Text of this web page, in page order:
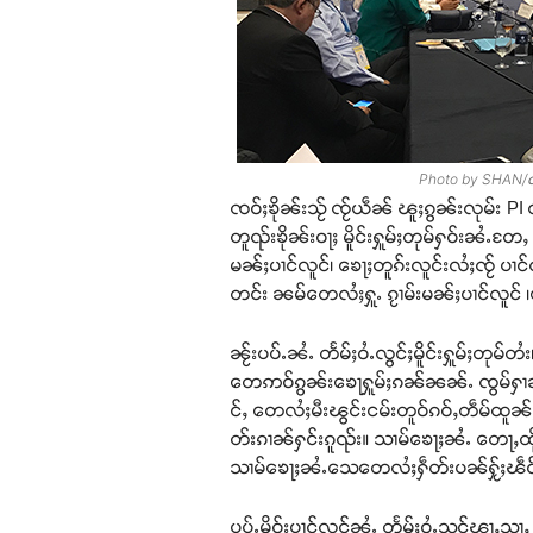
Photo by
ၸဝ်ႈၶိုၼ်းသႂ် ၸႂ်ယဵၼ် ၽူႈၵွၼ်းလုမ်း PI လၢတ်
တူၺ်းၶိုၼ်းဝႃႈ မိူင်းႁူမ်ႈတုမ်ႁဝ်းၼႆႉတႄ
မၼ်ႈပၢင်လူင်၊ ၶေႃႈတူၵ်းလူင်းလႆႈၸႂ် ပၢ
တင်း ၼမ်တေလႆႈႁူႉ ၵႂၢမ်းမၼ်ႈပၢင်လူင်
ၼႂ်းပပ်ႉၼႆႉ တႅမ်ႈဝႆႉလွင်ႈမိူင်းႁူမ်ႈတုမ်တႆး
တေဢဝ်ၵွၼ်းၶေႃႁူမ်ႈၵၼ်ၼၼ်ႉ ၸွမ်ႁၢ
င်ႇ တေလႆႈမီးၽွင်းငမ်းတူဝ်ၵဝ်ႇတဵမ်ထူ
တ်းၵၢၼ်ႁင်းၵူၺ်း။ သၢမ်ၶေႃႈၼႆႉ တေ
သၢမ်ၶေႃႈၼႆႉသေတေလႆႈႁဵတ်းပၼ်ႁႂ်ႈၽဵ
ပပ်ႉမိုဝ်းပၢင်လူင်ၼႆႉ တႅမ်ႈဝႆႉသွင်ၽႃႇသႃ